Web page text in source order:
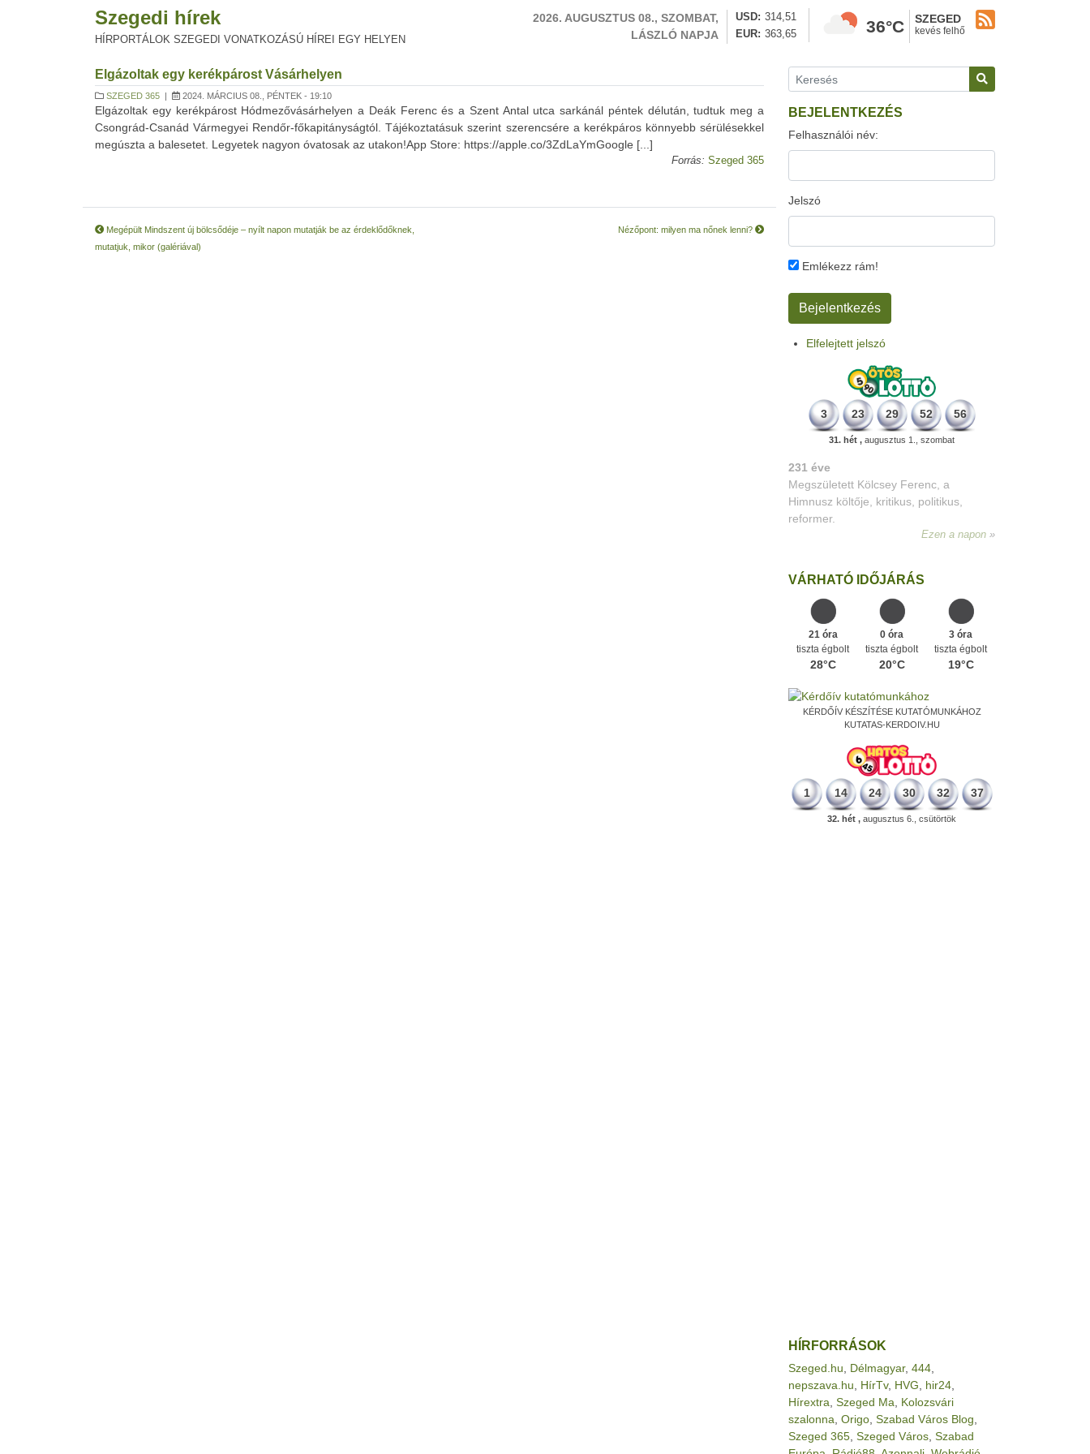
Szegedi hírek
HÍRPORTÁLOK SZEGEDI VONATKOZÁSÚ HÍREI EGY HELYEN
2026. AUGUSZTUS 08., SZOMBAT,
LÁSZLÓ NAPJA
USD
314,51
EUR
363,65 36°C SZEGED
kevés felhő
Elgázoltak egy kerékpárost Vásárhelyen
SZEGED 365 | 2024. MÁRCIUS 08., PÉNTEK - 19:10
Elgázoltak egy kerékpárost Hódmezővásárhelyen a Deák Ferenc és a Szent Antal utca sarkánál péntek délután, tudtuk meg a
Csongrád-Csanád Vármegyei Rendőr-főkapitányságtól. Tájékoztatásuk szerint szerencsére a kerékpáros könnyebb sérülésekkel
megúszta a balesetet. Legyetek nagyon óvatosak az utakon!App Store: https://apple.co/3ZdLaYmGoogle [...]
Forrás: Szeged 365
Megépült Mindszent új bölcsődéje – nyílt napon mutatják be az érdeklődőknek,
mutatjuk, mikor (galériával)
Nézőpont: milyen ma nőnek lenni?
BEJELENTKEZÉS
Felhasználói név:
Jelszó
Emlékezz rám!
Elfelejtett jelszó
3 23 29 52 56
31. hét , augusztus 1., szombat
331 éve
Megszületett Mikes Kelemen
memoáríró, műfordító, a XVIII. századi
magyar prózairodalom legnagyobb
VÁRHATÓ IDŐJÁRÁS
21 óra
tiszta égbolt
28°C
0 óra
tiszta égbolt
20°C
3 óra
tiszta égbolt
19°C
KÉRDŐÍV KÉSZÍTÉSE KUTATÓMUNKÁHOZ
KUTATAS-KERDOIV.HU
1 14 24 30 32 37
32. hét , augusztus 6., csütörtök
HÍRFORRÁSOK
Szeged.hu Délmagyar, 444
nepszava.hu
HírTv, HVG hir24
Hírextra Szeged Ma
Kolozsvári
szalonna Origo Szabad Város Blog
Szeged 365 Szeged Város Szabad